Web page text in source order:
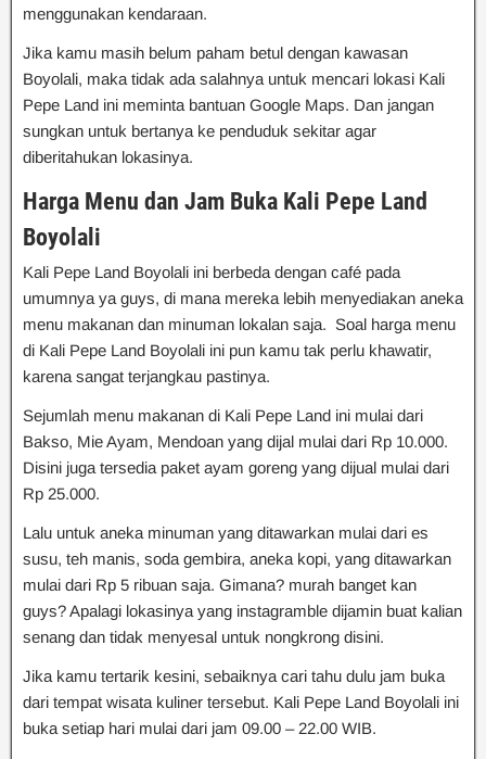
menggunakan kendaraan.
Jika kamu masih belum paham betul dengan kawasan
Boyolali, maka tidak ada salahnya untuk mencari lokasi Kali
Pepe Land ini meminta bantuan Google Maps. Dan jangan
sungkan untuk bertanya ke penduduk sekitar agar
diberitahukan lokasinya.
Harga Menu dan Jam Buka Kali Pepe Land
Boyolali
Kali Pepe Land Boyolali ini berbeda dengan café pada
umumnya ya guys, di mana mereka lebih menyediakan aneka
menu makanan dan minuman lokalan saja. Soal harga menu
di Kali Pepe Land Boyolali ini pun kamu tak perlu khawatir,
karena sangat terjangkau pastinya.
Sejumlah menu makanan di Kali Pepe Land ini mulai dari
Bakso, Mie Ayam, Mendoan yang dijal mulai dari Rp 10.000.
Disini juga tersedia paket ayam goreng yang dijual mulai dari
Rp 25.000.
Lalu untuk aneka minuman yang ditawarkan mulai dari es
susu, teh manis, soda gembira, aneka kopi, yang ditawarkan
mulai dari Rp 5 ribuan saja. Gimana? murah banget kan
guys? Apalagi lokasinya yang instagramble dijamin buat kalian
senang dan tidak menyesal untuk nongkrong disini.
Jika kamu tertarik kesini, sebaiknya cari tahu dulu jam buka
dari tempat wisata kuliner tersebut. Kali Pepe Land Boyolali ini
buka setiap hari mulai dari jam 09.00 – 22.00 WIB.